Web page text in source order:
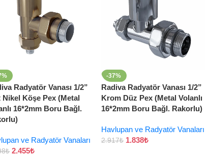
Radyatör Vanası 1/2”
Nikel Köşe Pex (Metal
16*2mm Boru Bağl.
ve Radyatör Vanaları
₺ 2.455₺
-37%
Radiva Radyatör Vanası 1/2”
Krom Düz Pex (Metal Volanlı
16*2mm Boru Bağl. Rakorlu)
Havlupan ve Radyatör Vanaları
2.917₺ 1.838₺